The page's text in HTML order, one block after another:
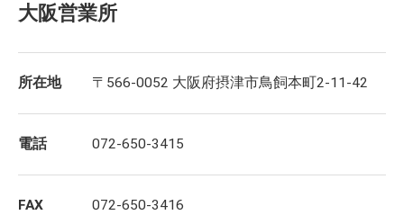
大阪営業所
所在地 〒566-0052 大阪府摂津市鳥飼本町2-11-42
電話 072-650-3415
FAX 072-650-3416